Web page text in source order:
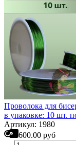
Проволока для
в упаковке: 10 шт.
Артикул: 1980
600.00 руб